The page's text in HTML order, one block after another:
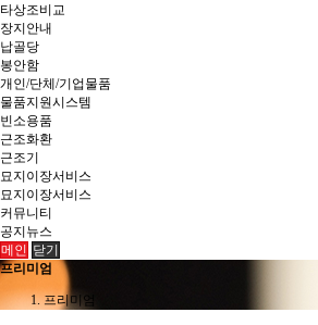
타상조비교
장지안내
납골당
봉안함
개인/단체/기업물품
물품지원시스템
빈소용품
근조화환
근조기
묘지이장서비스
묘지이장서비스
커뮤니티
공지뉴스
메인 닫기
프리미엄
프리미엄